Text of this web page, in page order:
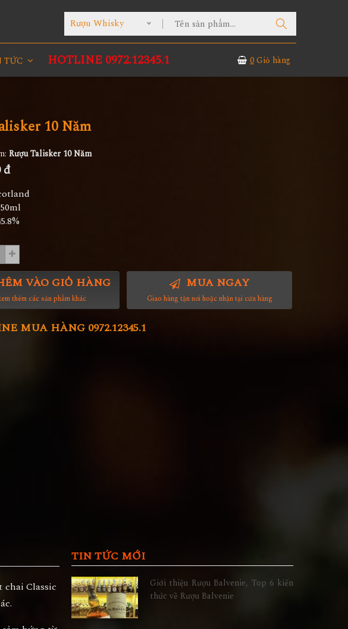
Rượu Whisky
TỨC HOTLINE 0972.12345.1 0Giỏ hàng
10 Năm
Rượu Talisker 10 Năm
đ
VÀO GIỎ HÀNG
thêm các sản phẩm khác
MUA NGAY
Giao hàng tận nơi hoặc nhận tại cửa hàng
MUA HÀNG 0972.12345.1
chai Classic
TIN TỨC MỚI
Giới thiệu Rượu Balvenie, Top 6 kiến
thức về Rượu Balvenie